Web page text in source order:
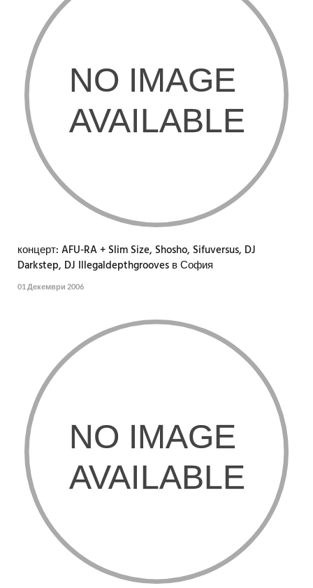
концерт: AFU-RA + Slim Size, Shosho, Sifuversus, DJ
Darkstep, DJ Illegaldepthgrooves в София
01 Декември 2006